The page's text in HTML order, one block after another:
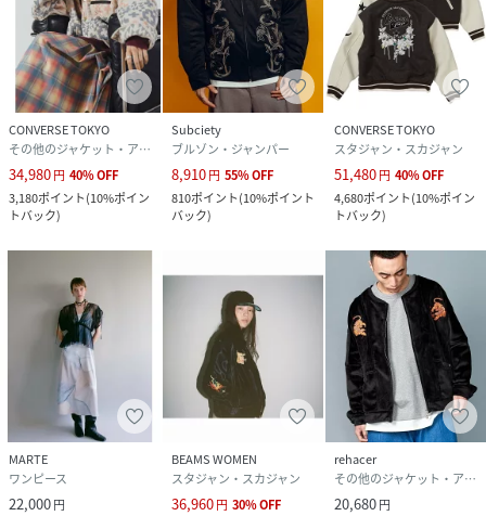
CONVERSE TOKYO
その他のジャケット・アウター
34,980円 40%OFF
3,180ポイント(10%ポイン
トバック)
Subciety
ブルゾン・ジャンパー
8,910円 55%OFF
810ポイント(10%ポイント
バック)
CONVERSE TOKYO
スタジャン・スカジャン
51,480円 40%OFF
4,680ポイント(10%ポイン
トバック)
MARTE
ワンピース
22,000円
BEAMS WOMEN
スタジャン・スカジャン
36,960円 30%OFF
rehacer
その他のジャケット・アウター
20,680円